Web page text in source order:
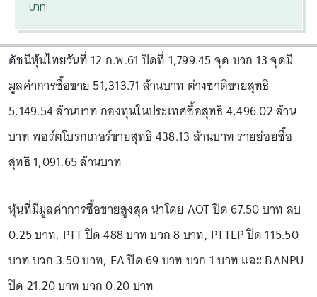
บาท
ดัชนีหุ้นไทยวันที่ 12 ก.พ.61 ปิดที่ 1,799.45 จุด บวก 13 จุดมี
มูลค่าการซื้อขาย 51,313.71 ล้านบาท ต่างชาติขายสุทธิ
5,149.54 ล้านบาท กองทุนในประเทศซื้อสุทธิ 4,496.02 ล้าน
บาท พอร์ตโบรกเกอร์ขายสุทธิ 438.13 ล้านบาท รายย่อยซื้อ
สุทธิ 1,091.65 ล้านบาท
หุ้นที่มีมูลค่าการซื้อขายสูงสุด นำโดย AOT ปิด 67.50 บาท ลบ
0.25 บาท, PTT ปิด 488 บาท บวก 8 บาท, PTTEP ปิด 115.50
บาท บวก 3.50 บาท, EA ปิด 69 บาท บวก 1 บาท และ BANPU
ปิด 21.20 บาท บวก 0.20 บาท